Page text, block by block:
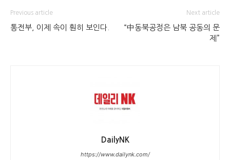
Previous article
통전부, 이제 속이 훤히 보인다.
Next article
“中동북공정은 남북 공동의 문
제”
DailyNK
https://www.dailynk.com/